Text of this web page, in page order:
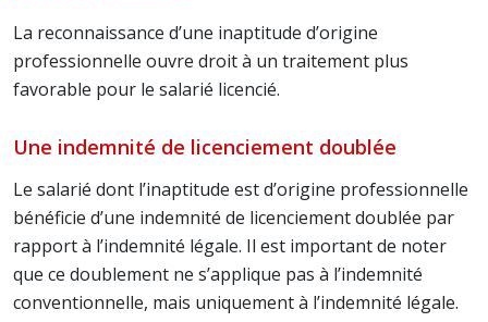
La reconnaissance d’une inaptitude d’origine
professionnelle ouvre droit à un traitement plus
favorable pour le salarié licencié.
Une indemnité de licenciement doublée
Le salarié dont l’inaptitude est d’origine professionnelle
bénéficie d’une indemnité de licenciement doublée par
rapport à l’indemnité légale. Il est important de noter
que ce doublement ne s’applique pas à l’indemnité
conventionnelle, mais uniquement à l’indemnité légale.